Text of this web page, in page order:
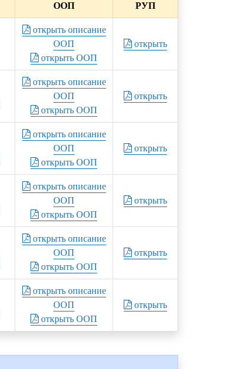
ООП РУП
открыть описание
ООП
открыть ООП
открыть
открыть описание
ООП
открыть ООП
открыть
открыть описание
ООП
открыть ООП
открыть
открыть описание
ООП
открыть ООП
открыть
открыть описание
ООП
открыть ООП
открыть
открыть описание
ООП
открыть ООП
открыть